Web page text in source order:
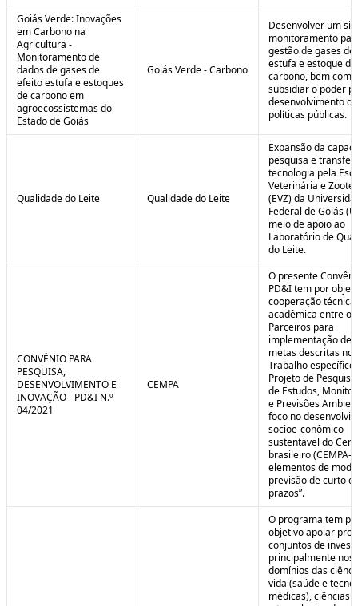
Goiás Verde: Inovações
em Carbono na
Agricultura -
Monitoramento de
dados de gases de
efeito estufa e estoques
de carbono em
agroecossistemas do
Estado de Goiás
Goiás Verde - Carbono
Desenvolver um
monitoramento
gestão de gases
estufa e estoque de
carbono, bem como
subsidiar o poder
desenvolvimento de
políticas públicas.
Qualidade do Leite Qualidade do Leite
Expansão da
pesquisa e
tecnologia pela
Veterinária e
(EVZ) da
Federal de Goiás
meio de apoio ao
Laboratório de
do Leite.
CONVÊNIO PARA
PESQUISA,
DESENVOLVIMENTO E
INOVAÇÃO - PD&I N.º
04/2021
CEMPA
O presente
PD&I tem por
cooperação técnica
acadêmica entre os
Parceiros para
implementação de
metas descritas no
Trabalho específico
Projeto de
de Estudos,
e Previsões
foco no
socioe-conômico
sustentável do
brasileiro (CEMPA-
elementos de
previsão de curto e
prazos”.
O programa tem
objetivo apoiar
conjuntos de
principalmente nos
domínios das
vida (saúde e
médicas), ciências